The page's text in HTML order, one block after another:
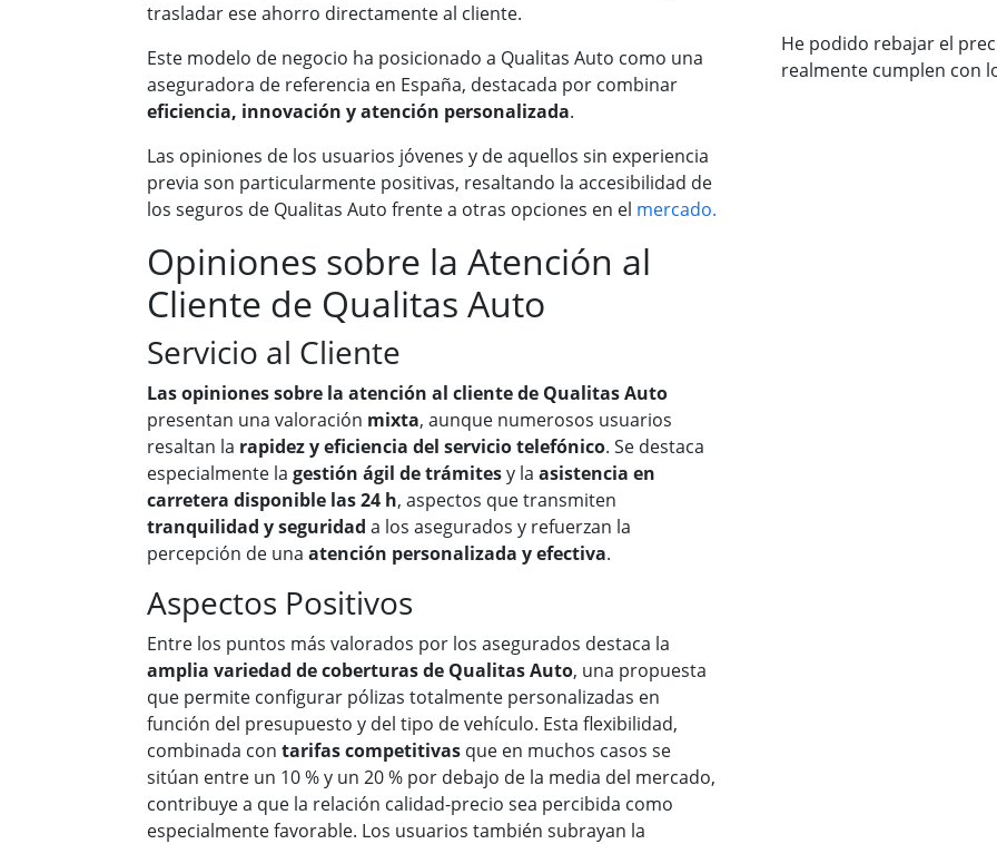
trasladar ese ahorro directamente al cliente.
Este modelo de negocio ha posicionado a Qualitas Auto como una
aseguradora de referencia en España, destacada por combinar
eficiencia, innovación y atención personalizada.
Las opiniones de los usuarios jóvenes y de aquellos sin experiencia
previa son particularmente positivas, resaltando la accesibilidad de
los seguros de Qualitas Auto frente a otras opciones en el mercado.
Opiniones sobre la Atención al
Cliente de Qualitas Auto
Servicio al Cliente
Las opiniones sobre la atención al cliente de Qualitas Auto
presentan una valoración mixta, aunque numerosos usuarios
resaltan la rapidez y eficiencia del servicio telefónico. Se destaca
especialmente la gestión ágil de trámitesy la asistencia en
carretera disponible las 24 h, aspectos que transmiten
tranquilidad y seguridad a los asegurados y refuerzan la
percepción de una atención personalizada y efectiva.
Aspectos Positivos
Entre los puntos más valorados por los asegurados destaca la
amplia variedad de coberturas de Qualitas Auto, una propuesta
que permite configurar pólizas totalmente personalizadas en
función del presupuesto y del tipo de vehículo. Esta flexibilidad,
combinada con tarifas competitivas que en muchos casos se
sitúan entre un 10 % y un 20 % por debajo de la media del mercado,
contribuye a que la relación calidad-precio sea percibida como
especialmente favorable. Los usuarios también subrayan la
He podido rebajar el
realmente cumplen con